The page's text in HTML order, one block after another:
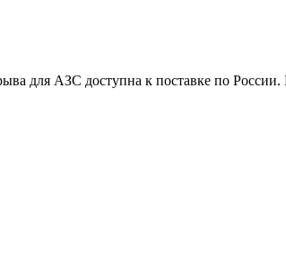
для АЗС доступна к поставке по